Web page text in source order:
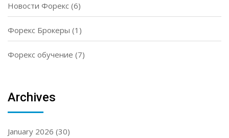
Новости Форекс (6)
Форекс Брокеры (1)
Форекс обучение (7)
Archives
January 2026 (30)